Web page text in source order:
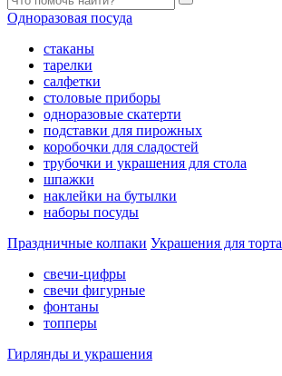
Одноразовая посуда
стаканы
тарелки
салфетки
столовые приборы
одноразовые скатерти
подставки для пирожных
коробочки для сладостей
трубочки и украшения для стола
шпажки
наклейки на бутылки
наборы посуды
Праздничные колпаки Украшения для торта
свечи-цифры
свечи фигурные
фонтаны
топперы
Гирлянды и украшения